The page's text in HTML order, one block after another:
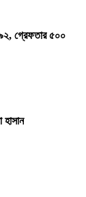
গ্রেফতার ৫০০